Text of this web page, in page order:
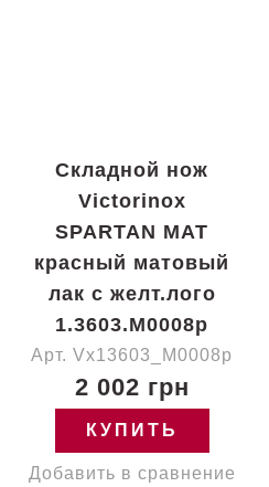
Складной нож
Victorinox
SPARTAN MAT
красный матовый
лак с желт.лого
1.3603.M0008p
Арт. Vx13603_M0008p
2 002 грн
КУПИТЬ
Добавить в сравнение